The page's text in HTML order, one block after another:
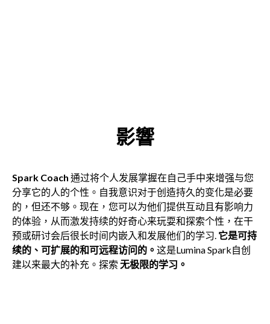
影響
Spark Coach 通过将个人发展掌握在自己手中来增强与您
分享它的人的个性。自我意识对于创造持久的变化是必要
的，但还不够。现在，您可以为他们提供互动且有影响力
的体验，从而激发持续的好奇心来玩耍和探索个性，在干
预或研讨会后很长时间内嵌入和发展他们的学习. 它是可持
续的、可扩展的和可远程访问的。 这是Lumina Spark自创
建以来最大的补充。探索 无极限的学习。